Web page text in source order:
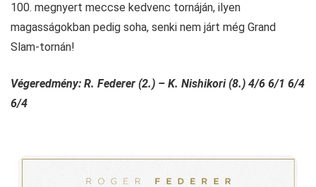
100. megnyert meccse kedvenc tornáján, ilyen
magasságokban pedig soha, senki nem járt még Grand
Slam-tornán!
Végeredmény: R. Federer (2.) – K. Nishikori (8.) 4/6 6/1 6/4
6/4